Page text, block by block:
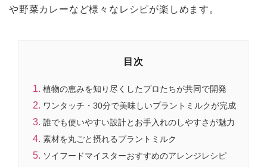
や野菜カレーなど様々なレシピが楽しめます。
目次
植物の恵みを知り尽くしたプロたちが共同で開発
ワンタッチ・30分で美味しいプラントミルクが完成
誰でも使いやすい設計とお手入れのしやすさが魅力
素材を丸ごと摂れるプラントミルク
ソイフードマイスターおすすめのアレンジレシピ